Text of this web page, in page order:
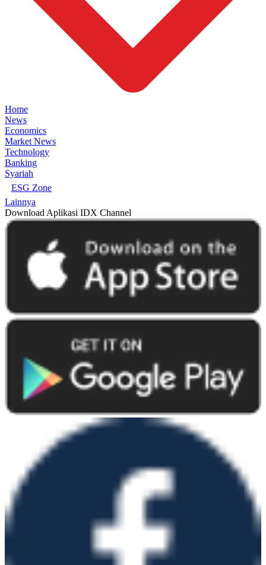
Home
News
Economics
Market News
Technology
Banking
Syariah
ESG Zone
Lainnya
Download Aplikasi IDX Channel